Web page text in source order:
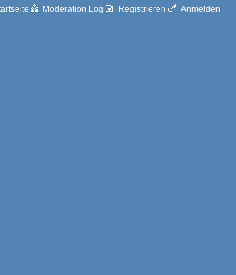
Moderation Log Registrieren Anmelden